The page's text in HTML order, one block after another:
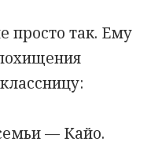
просто так. Ему
— Кайо.